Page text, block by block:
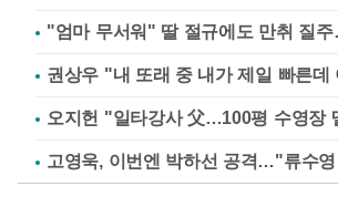
"엄마 무서워" 딸 절규에도 만취 질
권상우 "내 또래 중 내가 제일 빠른
오지헌 "일타강사 父…100평 수영장
고영욱, 이번엔 박하선 공격…"류수